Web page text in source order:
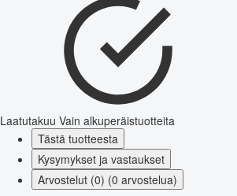
Laatutakuu Vain alkuperäistuotteita
Tästä tuotteesta
Kysymykset ja vastaukset
Arvostelut (0) (0 arvostelua)